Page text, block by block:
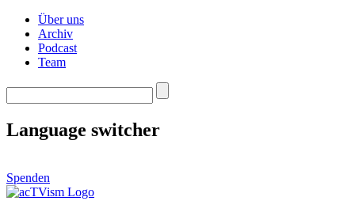
Über uns
Archiv
Podcast
Team
Language switcher
Spenden